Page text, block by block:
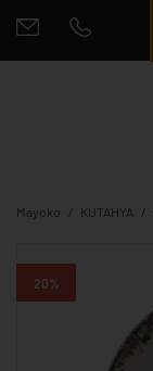
Mayoko KUTAHYA
20%